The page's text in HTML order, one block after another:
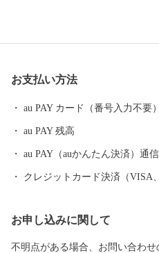
町内には図書館や文化ホールと
境」、「身近できめ細かな行政サ
で快適に暮らせる」など子ども
お支払い方法
au PAY カード（番号入力不要）
au PAY 残高
au PAY（auかんたん決済）通
クレジットカード決済（VISA
お申し込みに関して
不明点がある場合、お問い合わせ